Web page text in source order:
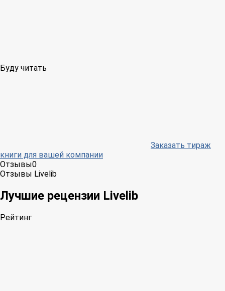
Буду читать
Заказать тираж
книги для вашей компании
Отзывы0
Отзывы Livelib
Лучшие рецензии Livelib
Рейтинг